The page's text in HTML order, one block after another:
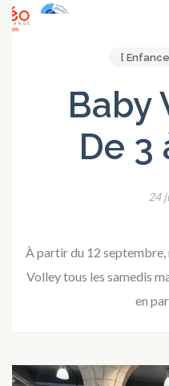
[
Baby
De 3
24
À partir du 12
Volley tous les samedis
en